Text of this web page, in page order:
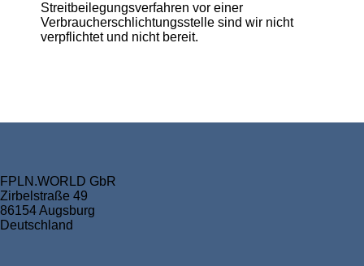
Streitbeilegungsverfahren vor einer
Verbraucherschlichtungsstelle sind wir nicht
verpflichtet und nicht bereit.
FPLN.WORLD GbR
Zirbelstraße 49
86154 Augsburg
Deutschland